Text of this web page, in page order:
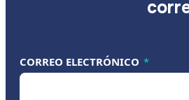
CORREO ELECTRÓNICO *
CORREO ELECTRÓNICO *